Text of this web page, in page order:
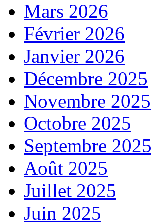
Mars 2026
Février 2026
Janvier 2026
Décembre 2025
Novembre 2025
Octobre 2025
Septembre 2025
Août 2025
Juillet 2025
Juin 2025